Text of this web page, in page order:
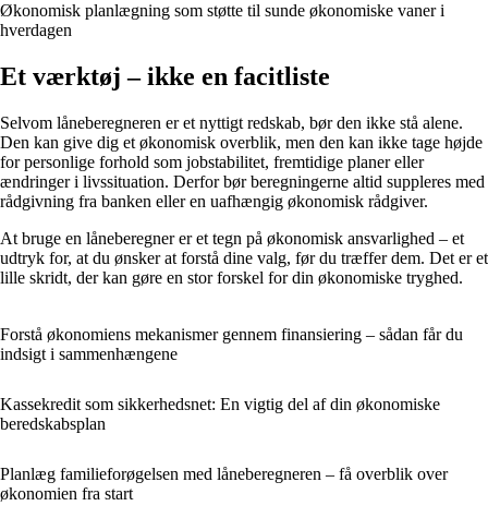
Økonomisk planlægning som støtte til sunde økonomiske vaner i
hverdagen
Et værktøj – ikke en facitliste
Selvom låneberegneren er et nyttigt redskab, bør den ikke stå alene.
Den kan give dig et økonomisk overblik, men den kan ikke tage højde
for personlige forhold som jobstabilitet, fremtidige planer eller
ændringer i livssituation. Derfor bør beregningerne altid suppleres med
rådgivning fra banken eller en uafhængig økonomisk rådgiver.
At bruge en låneberegner er et tegn på økonomisk ansvarlighed – et
udtryk for, at du ønsker at forstå dine valg, før du træffer dem. Det er et
lille skridt, der kan gøre en stor forskel for din økonomiske tryghed.
Forstå økonomiens mekanismer gennem finansiering – sådan får du
indsigt i sammenhængene
Kassekredit som sikkerhedsnet: En vigtig del af din økonomiske
beredskabsplan
Planlæg familieforøgelsen med låneberegneren – få overblik over
økonomien fra start